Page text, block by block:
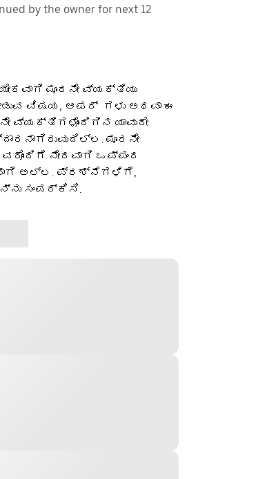
by the owner for next 12
ಮೂರನೇ ವ್ಯಕ್ತಿಯು
ವಿಷಯ, ಆಫರ್ ‌ ಗಳು ಅಥವಾ ಈ
ಯಾವುದೇ
ಮೂರನೇ
ನೇರವಾಗಿ ಒಪ್ಪಂದ
ಅಲ್ಲ. ಪ್ರಶ್ನೆಗಳಿಗೆ,
ಸಂಪರ್ಕಿಸಿ.